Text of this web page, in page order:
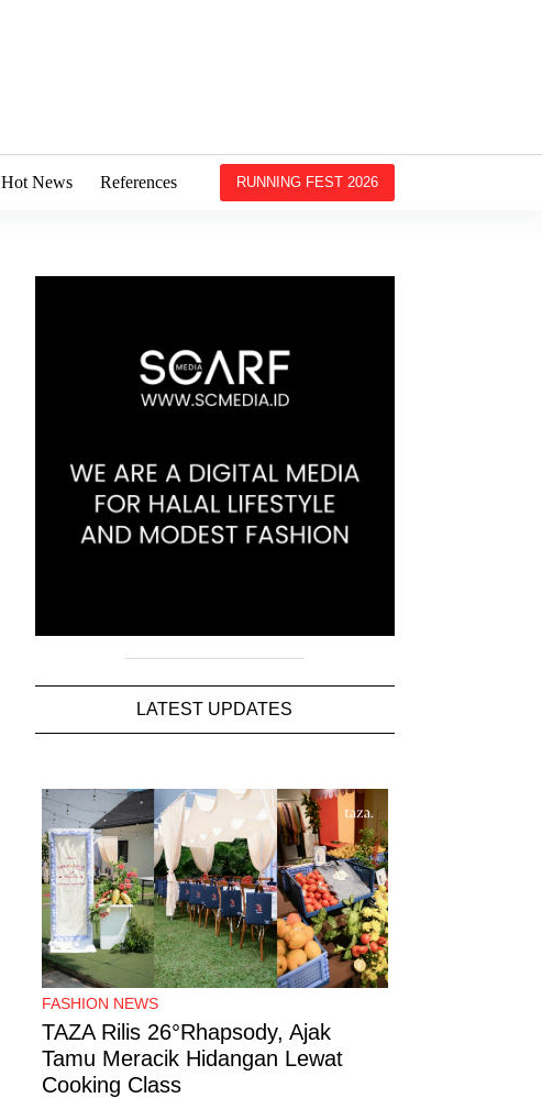
Hot News References RUNNING FEST 2026
LATEST UPDATES
FASHION NEWS
TAZA Rilis 26°Rhapsody, Ajak
Tamu Meracik Hidangan Lewat
Cooking Class